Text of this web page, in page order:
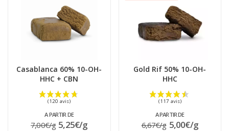
(141 avis)
Casablanca 60% 10-OH-
HHC + CBN
A PARTIR DE
7,00€/g 5,25€/g
Gold Rif 50% 10-OH-
HHC
A PARTIR DE
6,67€/g 5,00€/g